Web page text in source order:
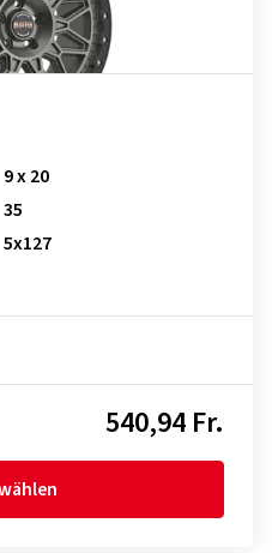
9 x 20
35
5x127
540,94 Fr.